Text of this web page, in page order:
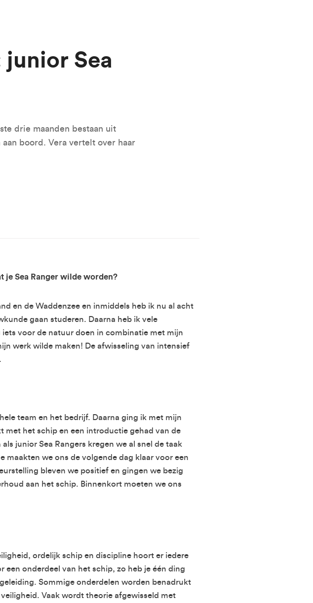
junior Sea
drie maanden bestaan uit
boord. Vera vertelt over haar
je Sea Ranger wilde worden?
en de Waddenzee en inmiddels heb ik nu al acht
gaan studeren. Daarna heb ik vele
voor de natuur doen in combinatie met mijn
werk wilde maken! De afwisseling van intensief
team en het bedrijf. Daarna ging ik met mijn
met het schip en een introductie gehad van de
junior Sea Rangers kregen we al snel de taak
maakten we ons de volgende dag klaar voor een
bleven we positief en gingen we bezig
aan het schip. Binnenkort moeten we ons
ordelijk schip en discipline hoort er iedere
onderdeel van het schip, zo heb je één ding
Sommige onderdelen worden benadrukt
Vaak wordt theorie afgewisseld met